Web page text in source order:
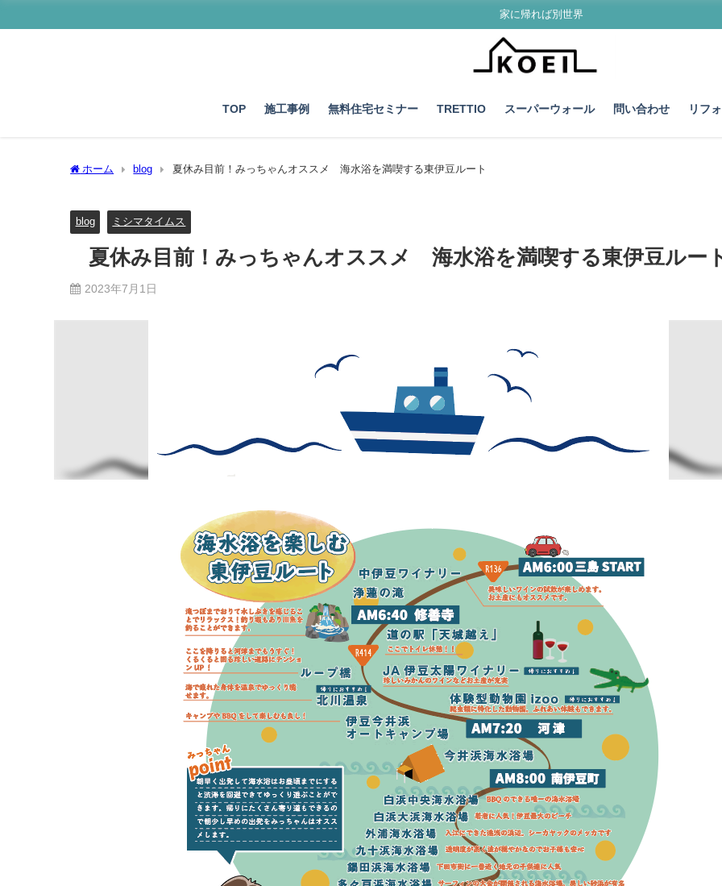
家に帰れば別世界
TOP 施工事例 無料住宅セミナー TRETTIO スーパーウォール 問い合わせ リフ
ホーム blog 夏休み目前！みっちゃんオススメ 海水浴を満喫する東伊豆ルート
blog ミシマタイムス
夏休み目前！みっちゃんオススメ 海水浴を満喫する東伊豆ルー
2023年7月1日